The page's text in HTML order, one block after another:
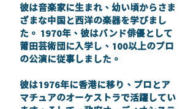
彼は音楽家に生まれ、幼い頃からさま
ざまな中国と西洋の楽器を学びまし
た。 1970年、彼はバンド俳優として
莆田芸術団に入学し、100以上のプロ
の公演に従事しました。
彼は1976年に香港に移り、プロとア
マチュアのオーケストラで活躍してい